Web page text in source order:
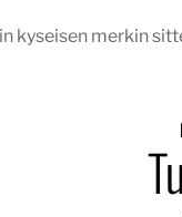
kyseisen merkin